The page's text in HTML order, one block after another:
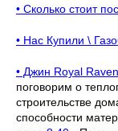
• Сколько стоит
• Нас Купили \
• Джин Royal
поговорим о
строительстве
способности